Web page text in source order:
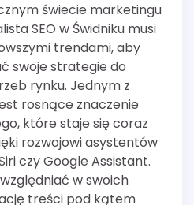
świecie marketingu
SEO w Świdniku musi
trendami, aby
swoje strategie do
rynku. Jednym z
rosnące znaczenie
które staje się coraz
rozwojowi asystentów
czy Google Assistant.
w swoich
treści pod kątem